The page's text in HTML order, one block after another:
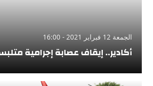
الجمعة 12 فبراير 2021 - 16:00
أكادير.. إيقاف عصابة إجرامية